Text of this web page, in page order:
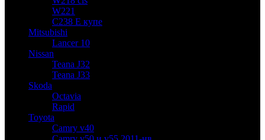
W221
C238 E купе
Mitsubishi
Lancer 10
Nissan
Teana J32
Teana J33
Skoda
Octavia
Rapid
Toyota
Camry v40